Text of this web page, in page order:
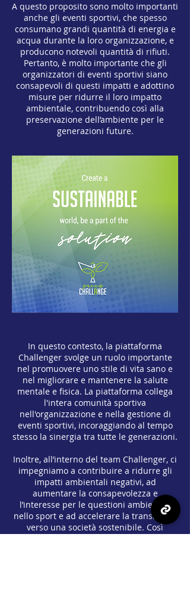
A questo proposito sono molto importanti
anche gli eventi sportivi, che spesso
consumano grandi quantità di energia e
acqua durante la loro organizzazione, e
producono notevoli quantità di rifiuti.
Pertanto, è molto importante che gli
organizzatori di eventi sportivi siano
consapevoli di questi impatti e adottino
misure per ridurre il loro impatto
ambientale, contribuendo così alla
preservazione dell’ambiente per le
generazioni future.
In questo contesto, la piattaforma
Challenger svolge un ruolo importante
nel promuovere uno stile di vita sano e
nel migliorare e mantenere la salute
mentale e fisica. La piattaforma collega
l'intera comunità sportiva
nell'organizzazione e nella gestione di
eventi sportivi, incoraggiando al tempo
stesso la sinergia tra tutte le generazioni.
Inoltre, all’interno del team Challenger, ci
impegniamo a contribuire a ridurre gli
impatti ambientali negativi, ad
aumentare la consapevolezza e
l’interesse per le questioni ambientali
nello sport e ad accelerare la transizione
verso una società sostenibile. Così